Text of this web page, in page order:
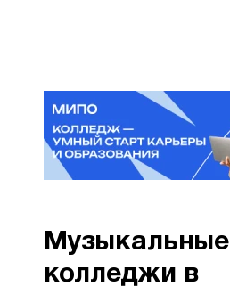
Музыкальные
колледжи в